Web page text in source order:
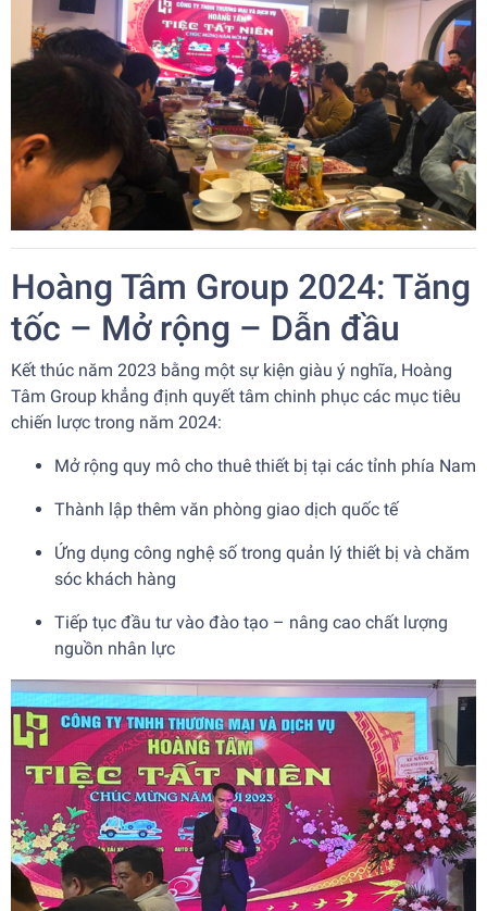
Hoàng Tâm Group 2024: Tăng
tốc – Mở rộng – Dẫn đầu
Kết thúc năm 2023 bằng một sự kiện giàu ý nghĩa, Hoàng
Tâm Group khẳng định quyết tâm chinh phục các mục tiêu
chiến lược trong năm 2024:
Mở rộng quy mô cho thuê thiết bị tại các tỉnh phía Nam
Thành lập thêm văn phòng giao dịch quốc tế
Ứng dụng công nghệ số trong quản lý thiết bị và chăm
sóc khách hàng
Tiếp tục đầu tư vào đào tạo – nâng cao chất lượng
nguồn nhân lực